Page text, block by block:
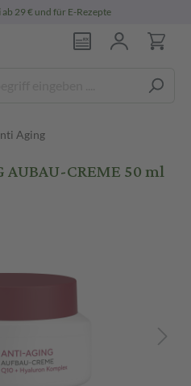
ab 29 € und für E-Rezepte
Aging
CREME 50 ml